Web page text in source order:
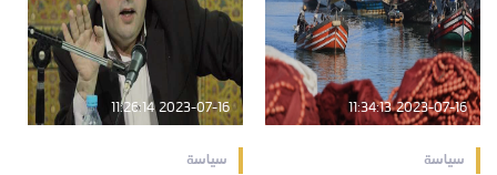
2023-07-16 11:34:13
سياسة
2023-07-16 11:26:14
سياسة